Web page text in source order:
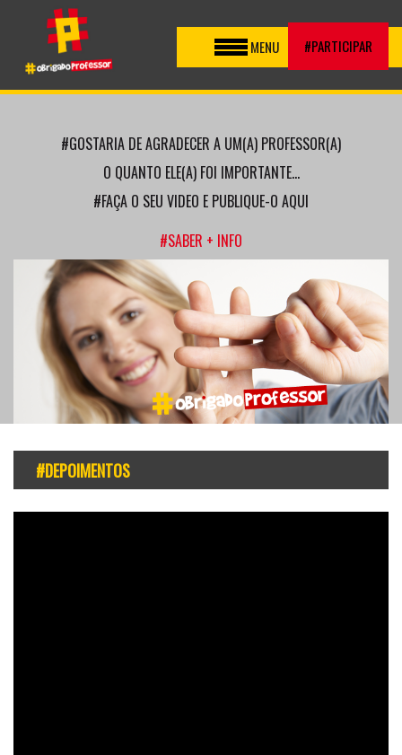
#PARTICIPAR
Toggle
navigation
MENU
#GOSTARIA DE AGRADECER A UM(A) PROFESSOR(A)
O QUANTO ELE(A) FOI IMPORTANTE...
#FAÇA O SEU VIDEO E PUBLIQUE-O AQUI
#SABER + INFO
#DEPOIMENTOS